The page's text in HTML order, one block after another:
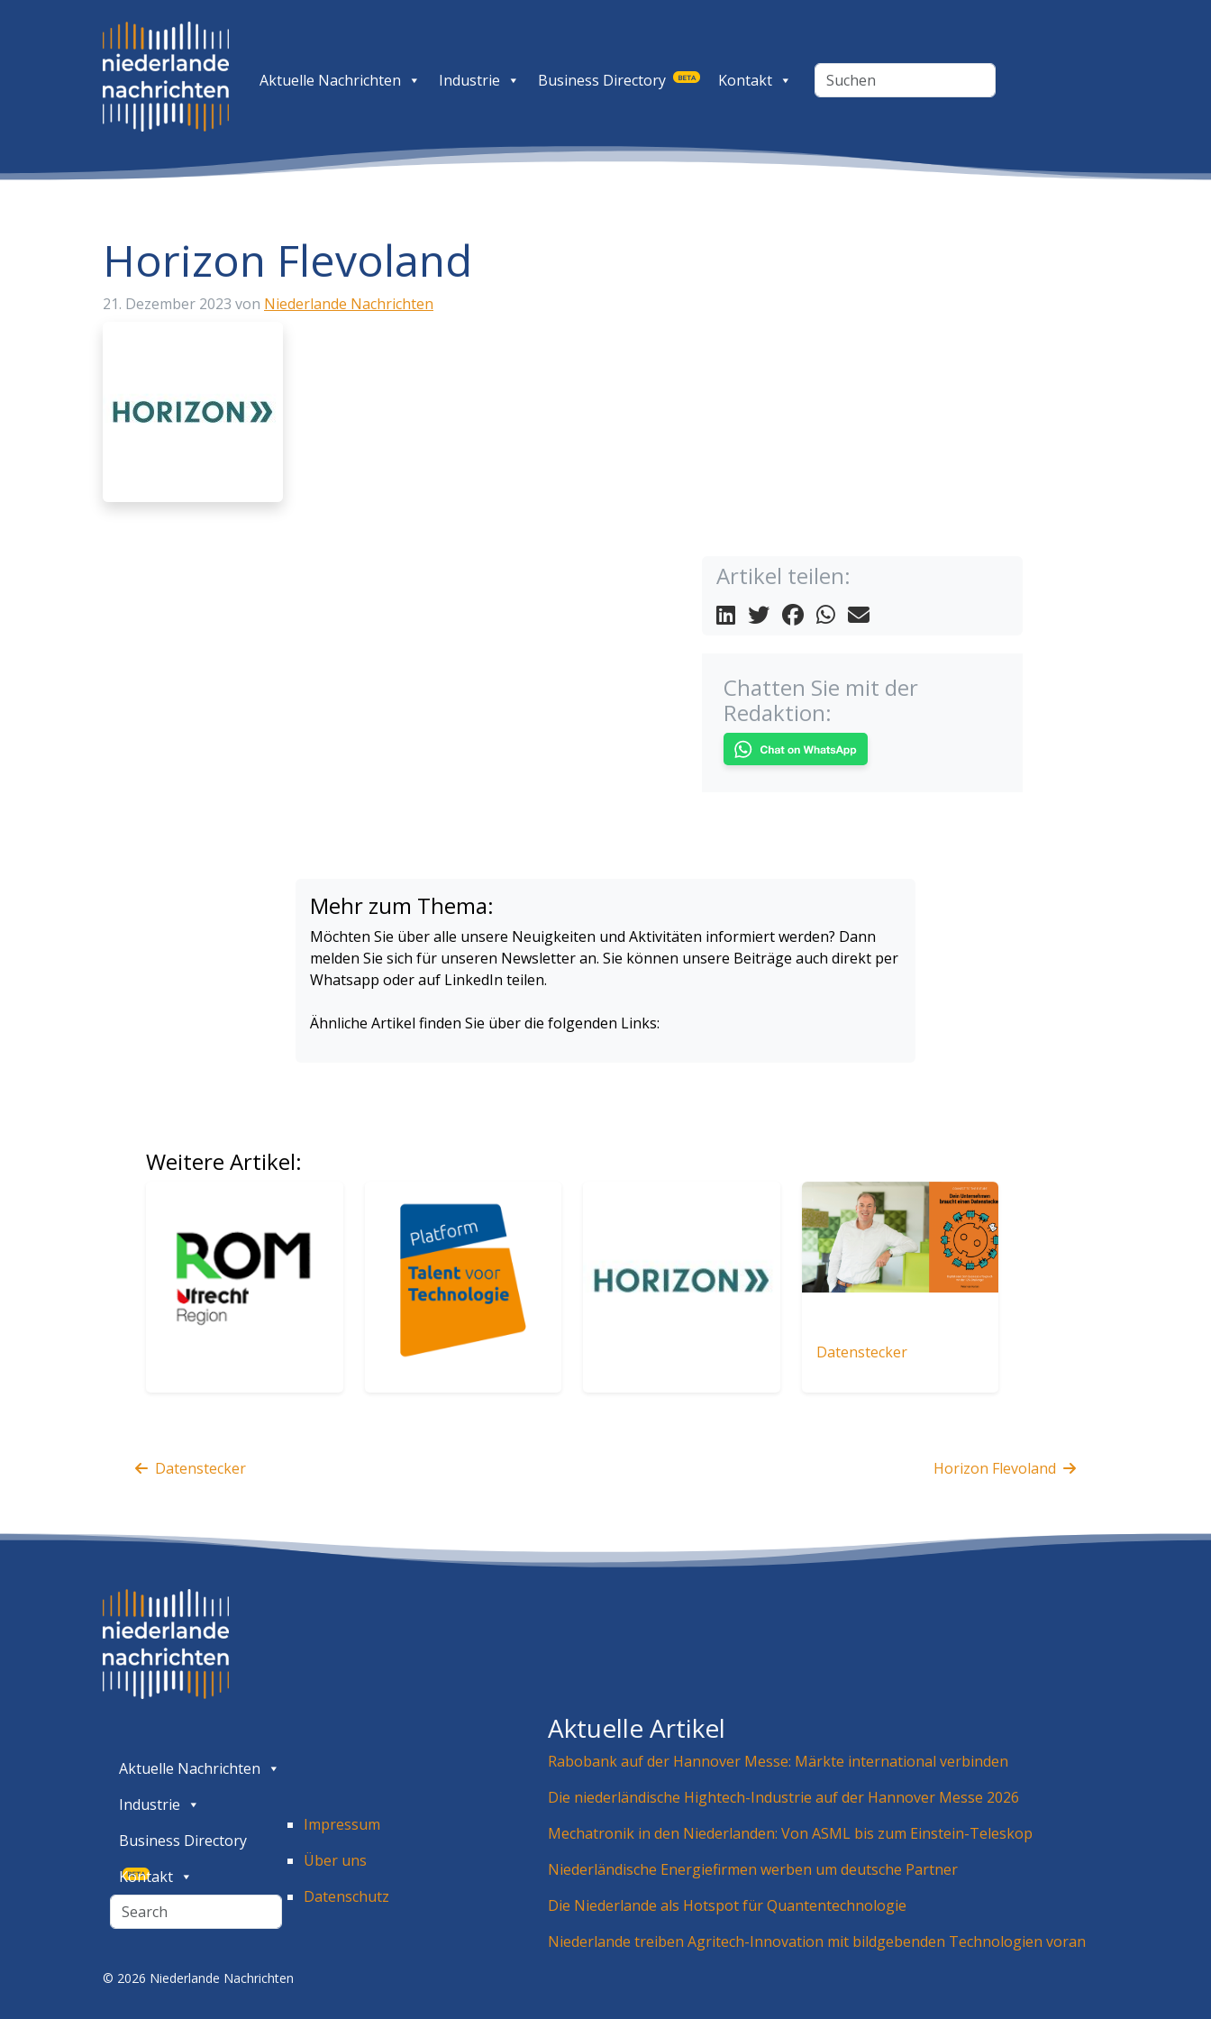
Aktuelle Nachrichten Industrie Business Directory BETA Kontakt
Horizon Flevoland
21. Dezember 2023 von Niederlande Nachrichten
Artikel teilen:
Chatten Sie mit der
Redaktion:
Mehr zum Thema:
Möchten Sie über alle unsere Neuigkeiten und Aktivitäten informiert werden? Dann
melden Sie sich für unseren Newsletter an. Sie können unsere Beiträge auch direkt per
Whatsapp oder auf LinkedIn teilen.
Ähnliche Artikel finden Sie über die folgenden Links:
Weitere Artikel:
Platform Talent voor
Datenstecker
Datenstecker Horizon Flevoland
Aktuelle Nachrichten
Industrie
Business Directory
BETA
Kontakt
Impressum
Über uns
Datenschutz
Aktuelle Artikel
Rabobank auf der Hannover Messe: Märkte international verbinden
Die niederländische Hightech-Industrie auf der Hannover Messe 2026
Mechatronik in den Niederlanden: Von ASML bis zum Einstein-Teleskop
Niederländische Energiefirmen werben um deutsche Partner
Die Niederlande als Hotspot für Quantentechnologie
Niederlande treiben Agritech-Innovation mit bildgebenden Technologien voran
© 2026 Niederlande Nachrichten